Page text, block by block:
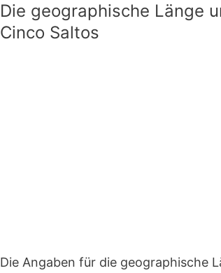
Die geographische Länge
Cinco Saltos
Die Angaben für die geographische